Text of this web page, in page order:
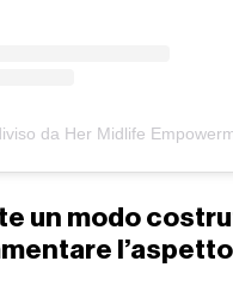
un modo